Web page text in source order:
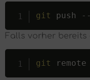
git push
Falls vorher
git